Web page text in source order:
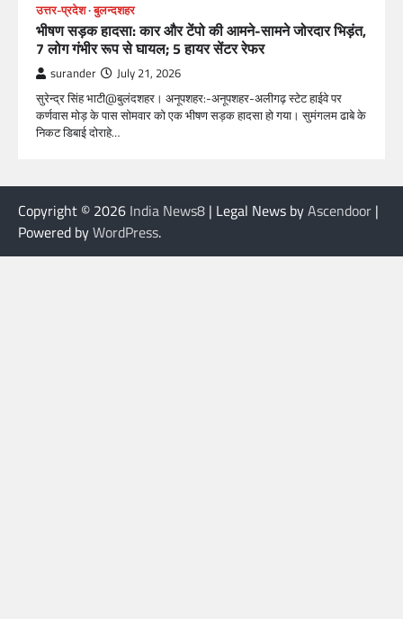
उत्तर-प्रदेश बुलन्दशहर
भीषण सड़क हादसा: कार और टेंपो की आमने-सामने जोरदार भिड़ंत,
7 लोग गंभीर रूप से घायल; 5 हायर सेंटर रेफर​
surander July 21, 2026
सुरेन्द्र सिंह भाटी@बुलंदशहर। अनूपशहर:-अनूपशहर-अलीगढ़ स्टेट हाईवे पर
कर्णवास मोड़ के पास सोमवार को एक भीषण सड़क हादसा हो गया। सुमंगलम ढाबे के
निकट डिबाई दोराहे…
Copyright © 2026 India News8 | Legal News byAscendoor |
Powered byWordPress.